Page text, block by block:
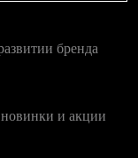
бренда
и акции